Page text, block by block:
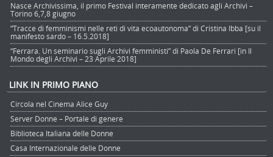
Nasce Archivissima, il primo Festival interamente dedicato agli Archivi –
Torino 6,7,8 giugno
“Tracce di femminismi nelle reti di vita ecoautonoma” di Cristina Ibba [su il
manifesto sardo – 16.5.2018]
“Ferrara. Un seminario sugli Archivi femministi” di Paola De Ferrari [in Il
Mondo degli Archivi – 23 Aprile 2018]
LINK IN PRIMO PIANO
Circola nel Cinema Alice Guy
Server Donne – Portale di genere
Biblioteca Italiana delle Donne
Casa Internazionale delle Donne